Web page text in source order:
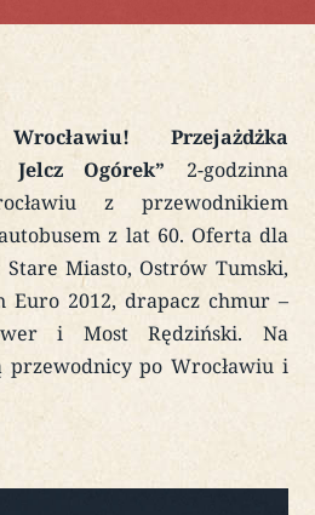
Przejażdżka
Jelcz Ogórek” 2-godzinna
z przewodnikiem
z lat 60. Oferta dla
Miasto, Ostrów Tumski,
Euro 2012, drapacz chmur –
i Most Rędziński. Na
przewodnicy po Wrocławiu i